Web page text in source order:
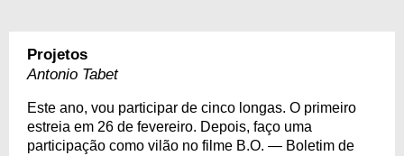
Projetos
Antonio Tabet
Este ano, vou participar de cinco longas. O primeiro
estreia em 26 de fevereiro. Depois, faço uma
participação como vilão no filme B.O. — Boletim de